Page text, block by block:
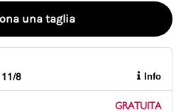
una taglia
8 Info
GRATUITA